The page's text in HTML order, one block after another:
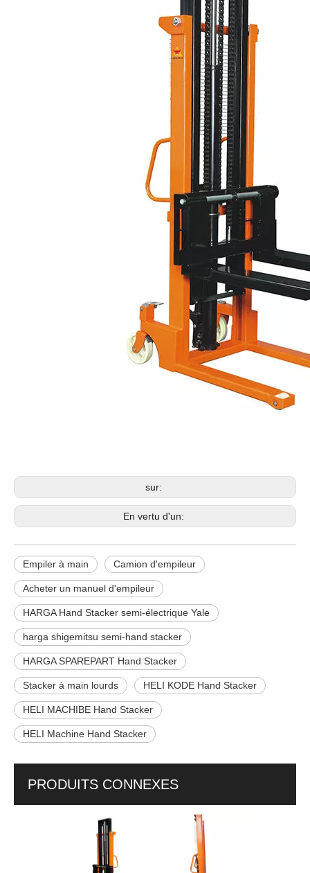
sur:
En vertu d'un:
Empiler à main Camion d'empileur
Acheter un manuel d'empileur
HARGA Hand Stacker semi-électrique Yale
harga shigemitsu semi-hand stacker
HARGA SPAREPART Hand Stacker
Stacker à main lourds HELI KODE Hand Stacker
HELI MACHIBE Hand Stacker
HELI Machine Hand Stacker
PRODUITS CONNEXES